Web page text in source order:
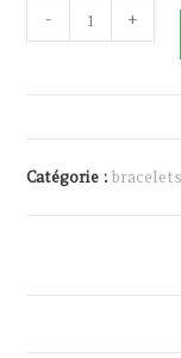
quantité
de
- +
Catégorie :